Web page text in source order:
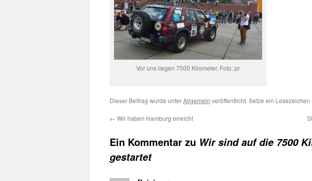
Vor uns liegen 7500 Kilometer. Foto: pr
Dieser Beitrag wurde unterAllgemein veröffentlicht. Setze ein Lesezeichen
← Wir haben Hamburg erreicht
Ein Kommentar zu Wir sind auf die 7500
gestartet